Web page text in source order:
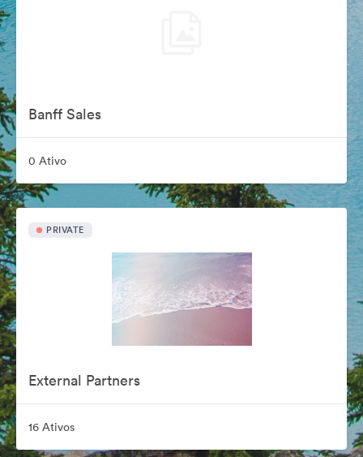
Banff Sales
0 Ativo
PRIVATE
External Partners
16 Ativos